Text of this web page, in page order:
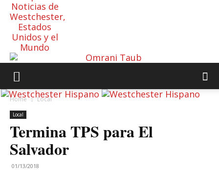
Noticias de
Westchester,
Estados
Unidos y el
Mundo
Home Local
Local
Termina TPS para El
Salvador
01/13/2018